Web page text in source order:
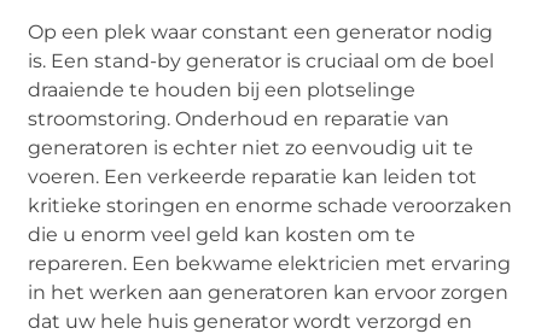
Op een plek waar constant een generator nodig
is. Een stand-by generator is cruciaal om de boel
draaiende te houden bij een plotselinge
stroomstoring. Onderhoud en reparatie van
generatoren is echter niet zo eenvoudig uit te
voeren. Een verkeerde reparatie kan leiden tot
kritieke storingen en enorme schade veroorzaken
die u enorm veel geld kan kosten om te
repareren. Een bekwame elektricien met ervaring
in het werken aan generatoren kan ervoor zorgen
dat uw hele huis generator wordt verzorgd en